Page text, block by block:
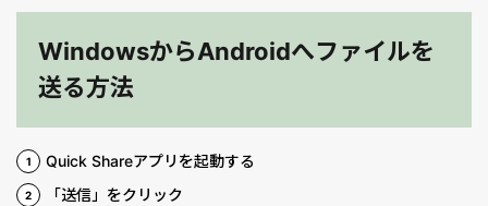
WindowsからAndroidへファイルを
送る方法
Quick Shareアプリを起動する
「送信」をクリック